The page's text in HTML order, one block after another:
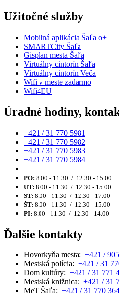
Užitočné služby
Mobilná aplikácia Šaľa o+
SMARTCity Šaľa
Gisplan mesta Šaľa
Virtuálny cintorín Šaľa
Virtuálny cintorín Veča
Wifi v meste zadarmo
Wifi4EU
Úradné hodiny,
+421 / 31 770 5981
+421 / 31 770 5982
+421 / 31 770 5983
+421 / 31 770 5984
PO: 8.00 - 11.30 / 12.30 - 15.00
UT: 8.00 - 11.30 / 12.30 - 15.00
ST: 8.00 - 11.30 / 12.30 - 17.00
ŠT: 8.00 - 11.30 / 12.30 - 15.00
PI: 8.00 - 11.30 / 12.30 - 14.00
Ďalšie kontakty
Hovorkyňa mesta: +421 /
Mestská polícia: +421 / 31
Dom kultúry: +421 / 31 771
Mestská knižnica: +421 / 31
MeT Šaľa: +421 / 31 770